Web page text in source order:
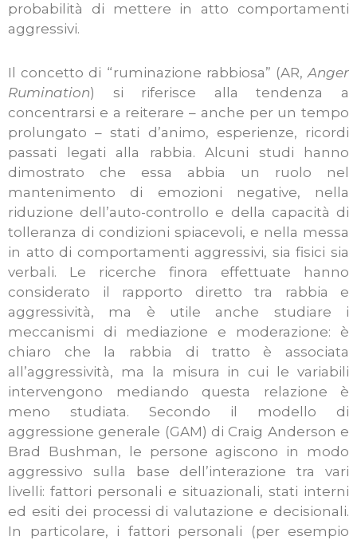
probabilità di mettere in atto comportamenti
aggressivi.
Il concetto di “ruminazione rabbiosa” (AR, Anger
Rumination) si riferisce alla tendenza a
concentrarsi e a reiterare – anche per un tempo
prolungato – stati d’animo, esperienze, ricordi
passati legati alla rabbia. Alcuni studi hanno
dimostrato che essa abbia un ruolo nel
mantenimento di emozioni negative, nella
riduzione dell’auto-controllo e della capacità di
tolleranza di condizioni spiacevoli, e nella messa
in atto di comportamenti aggressivi, sia fisici sia
verbali. Le ricerche finora effettuate hanno
considerato il rapporto diretto tra rabbia e
aggressività, ma è utile anche studiare i
meccanismi di mediazione e moderazione: è
chiaro che la rabbia di tratto è associata
all’aggressività, ma la misura in cui le variabili
intervengono mediando questa relazione è
meno studiata. Secondo il modello di
aggressione generale (GAM) di Craig Anderson e
Brad Bushman, le persone agiscono in modo
aggressivo sulla base dell’interazione tra vari
livelli: fattori personali e situazionali, stati interni
ed esiti dei processi di valutazione e decisionali.
In particolare, i fattori personali (per esempio